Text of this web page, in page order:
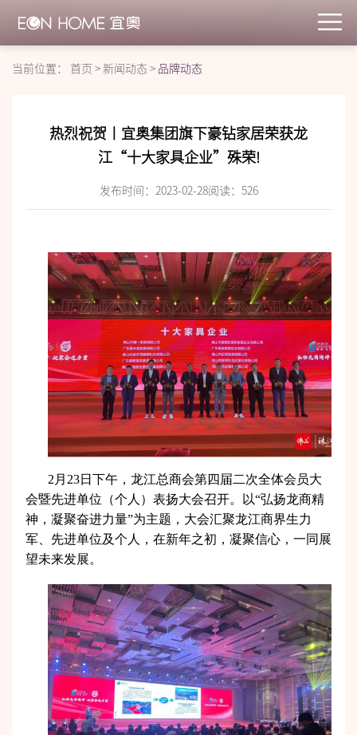
当前位置： 首页 >新闻动态 > 品牌动态
热烈祝贺丨宜奥集团旗下豪钻家居荣获龙
江“十大家具企业”殊荣!
发布时间：2023-02-28阅读： 526
2月23日下午，龙江总商会第四届二次全体会员大
会暨先进单位（个人） 表扬大会召开。以“弘扬龙商精
神，凝聚奋进力量”为主题，大会汇聚龙江商界生力
军、先进单位及个人，在新年之初，凝聚信心，一同展
望未来发展。